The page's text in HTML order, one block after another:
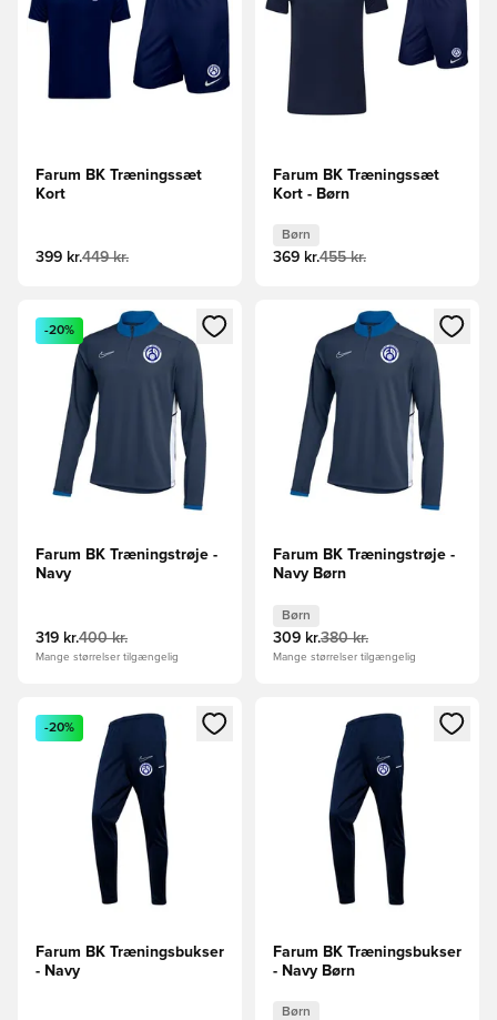
Farum BK Træningssæt
Kort
399 kr.449 kr.
Farum BK Træningssæt
Kort - Børn
Børn
369 kr.455 kr.
Åbner en Modal til at logge ind eller tilmelde dig som
-20%
Farum BK Træningstrøje -
Navy
319 kr.400 kr.
Mange størrelser tilgængelig
Åbner en Modal til at logge
Farum BK Træningstrøje -
Navy Børn
Børn
309 kr.380 kr.
Mange størrelser tilgængelig
Åbner en Modal til at logge ind eller tilmelde dig som
-20%
Farum BK Træningsbukser
- Navy
Åbner en Modal til at logge
Farum BK Træningsbukser
- Navy Børn
Børn